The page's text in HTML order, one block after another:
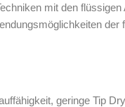
mit den
geringe Tip